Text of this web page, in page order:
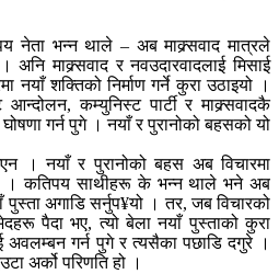
नेता भन्न थाले – अब माक्र्सवाद मात्रले
अनि माक्र्सवाद र नवउदारवादलाई मिसाई
नयाँ शक्तिको निर्माण गर्ने कुरा उठाइयो ।
कम्युनिस्ट पार्टी र माक्र्सवादकै
घोषणा गर्न पुगे । नयाँ र पुरानोको बहसको यो
। नयाँ र पुरानोको बहस अब विचारमा
। कतिपय साथीहरू के भन्न थाले भने अब
पुस्ता अगाडि सर्नुप¥यो । तर, जब विचारको
पैदा भए, त्यो बेला नयाँ पुस्ताको कुरा
अवलम्बन गर्न पुगे र त्यसैका पछाडि दगुरे ।
अर्को परिणति हो ।